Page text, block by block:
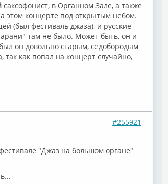
саксофонист, в Органном Зале, а также
этом концерте под открытым небом.
(был фестиваль джаза), и русские
там не было. Может быть, он и
он довольно старым, седобородым
как попал на концерт случайно,
#255921
"Джаз на большом органе"